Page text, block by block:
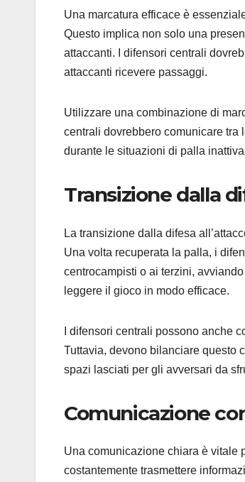
Una marcatura efficace è
Questo implica non solo una
attaccanti. I difensori centrali
attaccanti ricevere passaggi.
Utilizzare una combinazione di
centrali dovrebbero comunicare tra
durante le situazioni di palla
Transizione dalla
La transizione dalla difesa
Una volta recuperata la palla, i
centrocampisti o ai terzini,
leggere il gioco in modo efficace.
I difensori centrali possono anche
Tuttavia, devono bilanciare questo
spazi lasciati per gli avversari da
Comunicazione
Una comunicazione chiara è vitale
costantemente trasmettere